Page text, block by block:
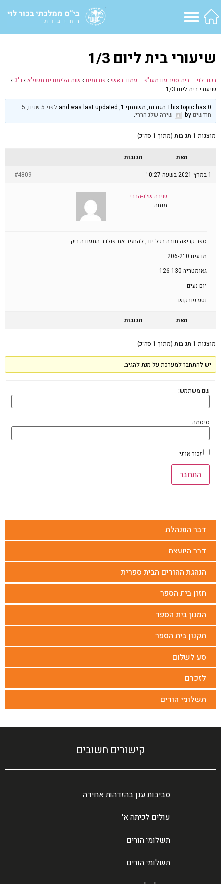
דבר המנהלת
דבר היועצת
הנהגת ההורים הבית ספרית
חזון בית הספר
המנון בית הספר
תקנון בית הספר
סע לשלום
לזכרם
תשלומי הורים
שיעורי בית ליום 1/3
בכור לוי – בית ספר עם מעו"פ – עמוד ראשי › פורומים › שנת הלימודים תשפ"א ›ד'3
›
שיעורי בית ליום 1/3
This topic has 0 תגובות, משתתף 1, and was last updated
לפני 5 שנים, 5
חודשים by שירה שלג-הררי.
מוצגות 1 תגובות (מתוך 1 סה״כ)
מאת
תגובות
1 במרץ 2021 בשעה 10:27
#4809
שירה שלג-הררי
מנחה
ספר קריאה חובה בכל יום, להחזיר את פולדר התעודה ריק
מדעים 206-210
גאומטריה 126-130
יום נעים
נטע פורקוש
מאת תגובות
מוצגות 1 תגובות (מתוך 1 סה״כ)
יש להתחבר למערכת על מנת להגיב.
שם משתמש:
סיסמה:
זכור אותי
התחבר
קישורים חשובים
סביבות ענן בהזדהות אחידה
עולים לכיתה א'
תשלומי הורים
תשלומי הורים